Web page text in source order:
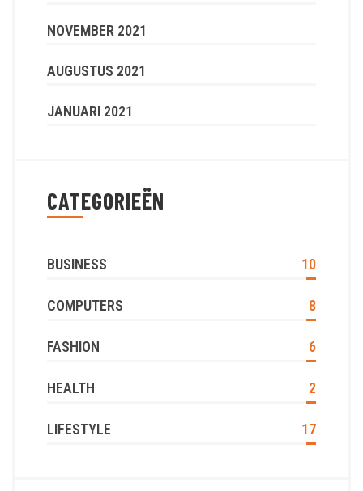
NOVEMBER 2021
AUGUSTUS 2021
JANUARI 2021
CATEGORIEËN
BUSINESS 10
COMPUTERS 8
FASHION 6
HEALTH 2
LIFESTYLE 17